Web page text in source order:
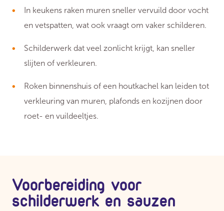
In keukens raken muren sneller vervuild door vocht
en vetspatten, wat ook vraagt om vaker schilderen.
Schilderwerk dat veel zonlicht krijgt, kan sneller
slijten of verkleuren.
Roken binnenshuis of een houtkachel kan leiden tot
verkleuring van muren, plafonds en kozijnen door
roet- en vuildeeltjes.
Voorbereiding voor
schilderwerk en sauzen